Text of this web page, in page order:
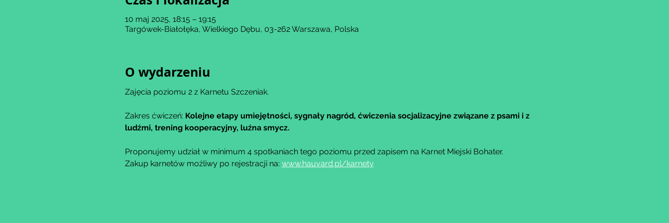
10 maj 2025, 18:15 – 19:15
Targówek-Białołęka, Wielkiego Dębu, 03-262 Warszawa, Polska
O wydarzeniu
Zajęcia poziomu 2 z Karnetu Szczeniak.
Zakres ćwiczeń: Kolejne etapy umiejętności, sygnały nagród, ćwiczenia socjalizacyjne związane z psami i z
ludźmi, trening kooperacyjny, luźna smycz.
Proponujemy udział w minimum 4 spotkaniach tego poziomu przed zapisem na Karnet Miejski Bohater.
Zakup karnetów możliwy po rejestracji na: www.hauvard.pl/karnety